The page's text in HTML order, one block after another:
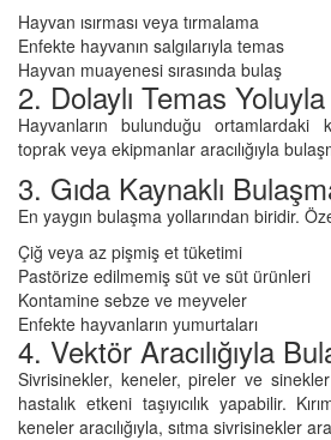
Hayvan ısırması veya tırmalama
Enfekte hayvanın salgılarıyla temas
Hayvan muayenesi sırasında bulaş
2. Dolaylı Temas
Hayvanların bulunduğu ortamlardaki
toprak veya ekipmanlar aracılığıyla
3. Gıda Kaynaklı
En yaygın bulaşma yollarından biridir.
Çiğ veya az pişmiş et tüketimi
Pastörize edilmemiş süt ve süt ürünleri
Kontamine sebze ve meyveler
Enfekte hayvanların yumurtaları
4. Vektör Aracılığıyla
Sivrisinekler, keneler, pireler ve
hastalık etkeni taşıyıcılık yapabilir.
keneler aracılığıyla, sıtma sivrisinekler